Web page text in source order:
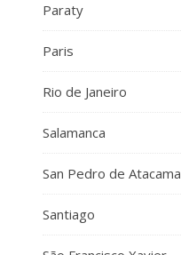
Paraty
Paris
Rio de Janeiro
Salamanca
San Pedro de Atacama
Santiago